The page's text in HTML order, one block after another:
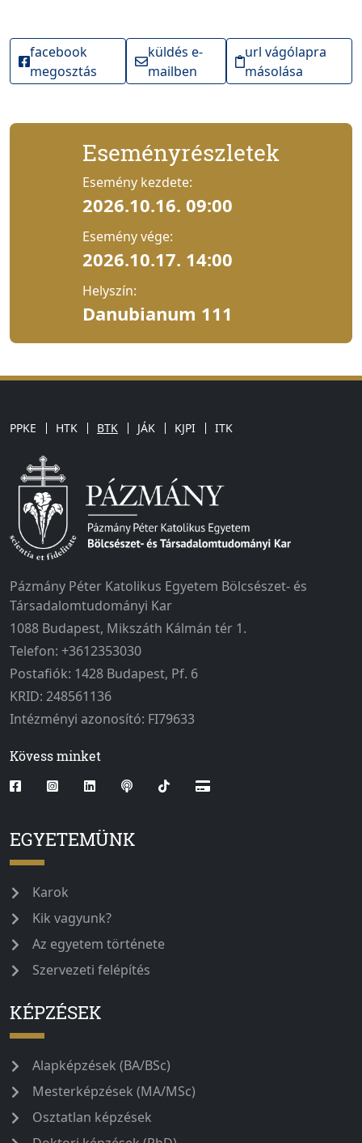
facebook
megosztás
küldés e-
mailben
url vágólapra
másolása
Eseményrészletek
Esemény kezdete:
2026.10.16. 09:00
Esemény vége:
2026.10.17. 14:00
Helyszín:
Danubianum 111
PPKE HTK BTK JÁK KJPI ITK
Pázmány Péter Katolikus Egyetem Bölcsészet- és
Társadalomtudományi Kar
1088 Budapest, Mikszáth Kálmán tér 1.
Telefon: +3612353030
Postafiók: 1428 Budapest, Pf. 6
KRID: 248561136
Intézményi azonosító: FI79633
Kövess minket
EGYETEMÜNK
Karok
Kik vagyunk?
Az egyetem története
Szervezeti felépítés
KÉPZÉSEK
Alapképzések (BA/BSc)
Mesterképzések (MA/MSc)
Osztatlan képzések